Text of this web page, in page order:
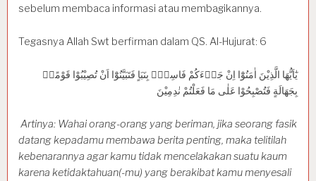
sebelum membaca informasi atau membagikannya.
Tegasnya Allah Swt berfirman dalam QS. Al-Hujurat: 6
يٰٓاَيُّهَا الَّذِيْنَ اٰمَنُوْٓا اِنْ جَاۤءَكُمْ فَاسِقٌۢ بِنَبَاٍ فَتَبَيَّنُوْٓا اَنْ تُصِيْبُوْا قَوْمًاۢ
بِجَهَالَةٍ فَتُصْبِحُوْا عَلٰى مَا فَعَلْتُمْ نٰدِمِيْنَ
Artinya: Wahai orang-orang yang beriman, jika seorang fasik
datang kepadamu membawa berita penting, maka telitilah
kebenarannya agar kamu tidak mencelakakan suatu kaum
karena ketidaktahuan(-mu) yang berakibat kamu menyesali